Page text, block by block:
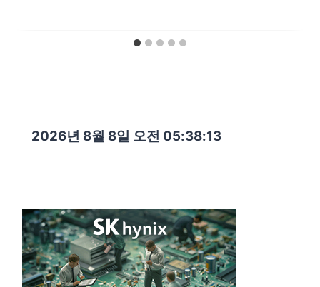
2026년 8월 8일 오전 05:38:14